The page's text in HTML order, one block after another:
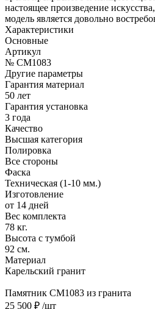
настоящее произведение
модель является довольно
Характеристики
Основные
Артикул
№ CM1083
Другие параметры
Гарантия материал
50 лет
Гарантия установка
3 года
Качество
Высшая категория
Полировка
Все стороны
Фаска
Техническая (1-10 мм.)
Изготовление
от 14 дней
Вес комплекта
78 кг.
Высота с тумбой
92 см.
Материал
Карельский гранит
Памятник CM1083 из гранита
25 500 ₽ /шт